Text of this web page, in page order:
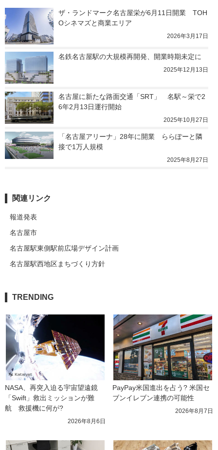
ザ・ランドマーク名古屋栄が6月11日開業　TOH
Oシネマズと商業エリア
2026年3月17日
名鉄名古屋駅の大規模再開発、開業時期未定に
2025年12月13日
名古屋に新たな路面交通「SRT」　名駅～栄で2
6年2月13日運行開始
2025年10月27日
「名古屋アリーナ」28年に開業　ららぽーと隣
接で1万人規模
2025年8月27日
関連リンク
報道発表
名古屋市
名古屋駅東側駅前広場デザイン計画
名古屋駅西地区まちづくり方針
TRENDING
NASA、再突入迫る宇宙望遠鏡
「Swift」救出ミッションが難
航　救援機に何が?
2026年8月6日
PayPay米国進出を占う? 米国セ
ブンイレブン連携の可能性
2026年8月7日